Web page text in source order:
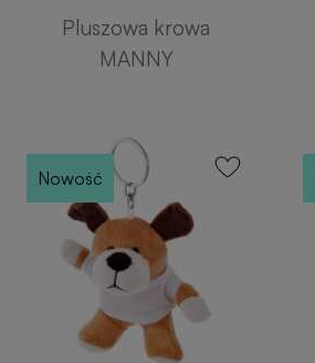
Pluszowa krowa
MANNY
Nowość